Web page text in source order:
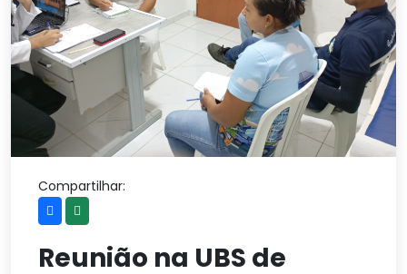
Compartilhar:
Reunião na UBS de